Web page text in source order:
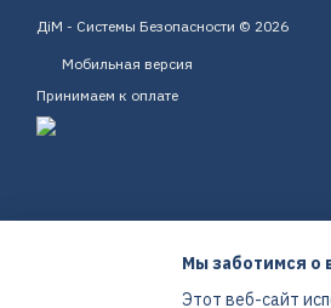
ДіМ - Системы Безопасности © 2026
Мобильная версия
Принимаем к оплате
Мы заботимся о
Этот веб-сайт